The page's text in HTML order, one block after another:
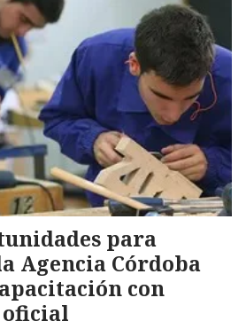
para
Agencia Córdoba
con